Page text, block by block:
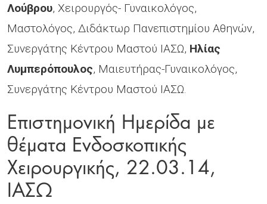
Λούβρου, Χειρουργός- Γυναικολόγος,
Μαστολόγος, Διδάκτωρ Πανεπιστημίου Αθηνών,
Συνεργάτης Κέντρου Μαστού ΙΑΣΩ, Ηλίας
Λυμπερόπουλος, Μαιευτήρας-Γυναικολόγος,
Συνεργάτης Κέντρου Μαστού ΙΑΣΩ.
Επιστημoνική Ημερίδα με
θέματα Ενδοσκοπικής
Χειρουργικής, 22.03.14,
ΙΑΣΩ